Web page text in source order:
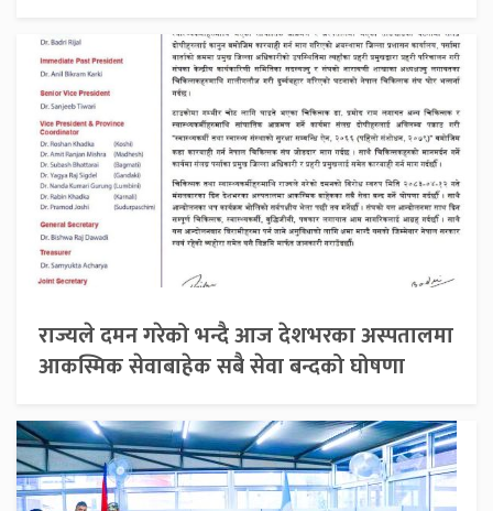
राज्यले दमन गरेको भन्दै आज देशभरका अस्पतालमा
आकस्मिक सेवाबाहेक सबै सेवा बन्दको घोषणा